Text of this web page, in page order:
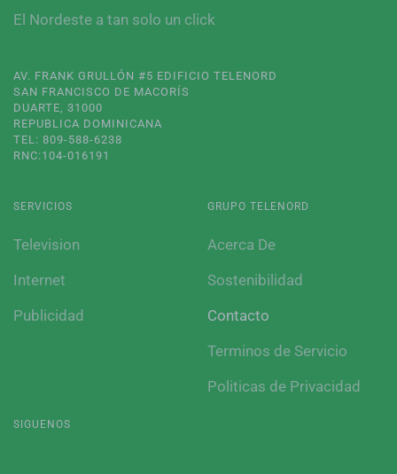
El Nordeste a tan solo un click
AV. FRANK GRULLÓN #5 EDIFICIO TELENORD
SAN FRANCISCO DE MACORÍS
DUARTE, 31000
REPUBLICA DOMINICANA
TEL: 809-588-6238
RNC:104-016191
SERVICIOS
Television
Internet
Publicidad
GRUPO TELENORD
Acerca De
Sostenibilidad
Contacto
Terminos de Servicio
Politicas de Privacidad
SIGUENOS